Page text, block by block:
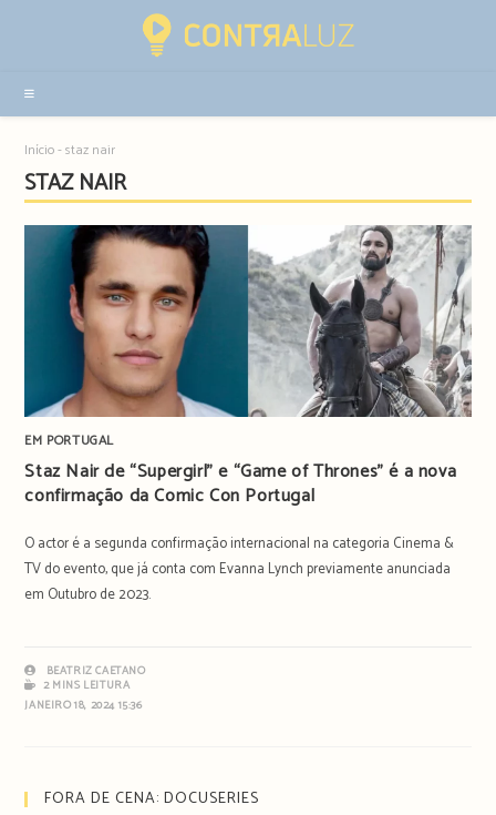
sidebar
Início-staz nair
STAZ NAIR
EM PORTUGAL
Staz Nair de “Supergirl” e “Game of Thrones” é a nova
confirmação da Comic Con Portugal
O actor é a segunda confirmação internacional na categoria Cinema &
TV do evento, que já conta com Evanna Lynch previamente anunciada
em Outubro de 2023.
BEATRIZ CAETANO
2 MINS LEITURA
JANEIRO 18, 2024 15:36
FORA DE CENA: DOCUSERIES